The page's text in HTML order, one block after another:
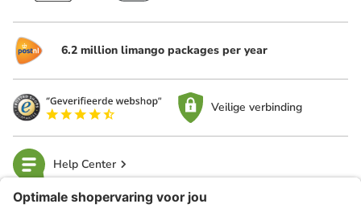
6.2 million limango packages per year
Veilige verbinding
Help Center